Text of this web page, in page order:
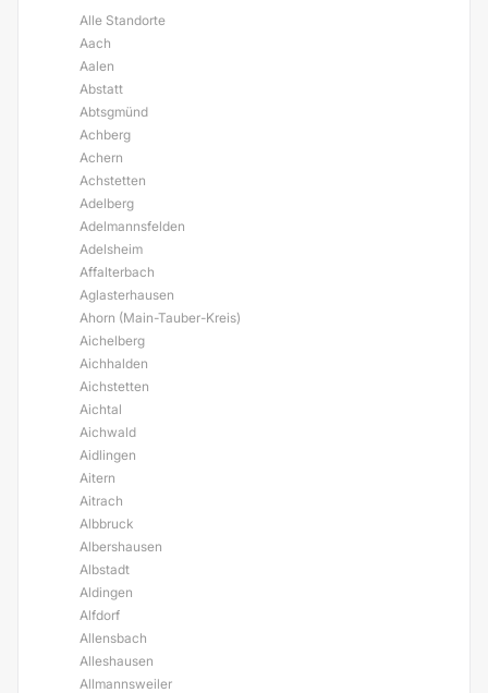
Alle Standorte
Aach
Aalen
Abstatt
Abtsgmünd
Achberg
Achern
Achstetten
Adelberg
Adelmannsfelden
Adelsheim
Affalterbach
Aglasterhausen
Ahorn (Main-Tauber-Kreis)
Aichelberg
Aichhalden
Aichstetten
Aichtal
Aichwald
Aidlingen
Aitern
Aitrach
Albbruck
Albershausen
Albstadt
Aldingen
Alfdorf
Allensbach
Alleshausen
Allmannsweiler